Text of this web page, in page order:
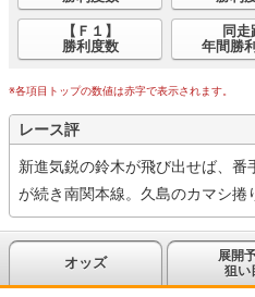
【Ｆ１】
勝利度数
同走
年間勝
※各項目トップの数値は赤字で表示されます。
レース評
新進気鋭の鈴木が飛び出せば、番
が続き南関本線。久島のカマシ捲
オッズ
展開
狙い